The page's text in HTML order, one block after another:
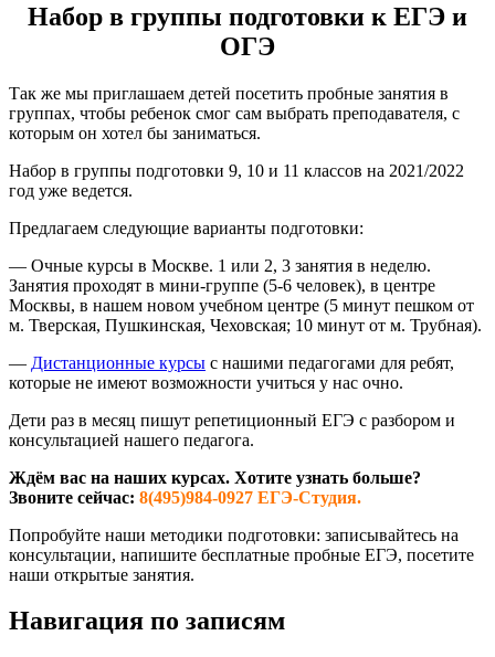
Набор в группы подготовки к ЕГЭ и
ОГЭ
Так же мы приглашаем детей посетить пробные занятия в
группах, чтобы ребенок смог сам выбрать преподавателя, с
которым он хотел бы заниматься.
Набор в группы подготовки 9, 10 и 11 классов на 2021/2022
год уже ведется.
Предлагаем следующие варианты подготовки:
— Очные курсы в Москве. 1 или 2, 3 занятия в неделю.
Занятия проходят в мини-группе (5-6 человек), в центре
Москвы, в нашем новом учебном центре (5 минут пешком от
м. Тверская, Пушкинская, Чеховская; 10 минут от м. Трубная).
— Дистанционные курсы с нашими педагогами для ребят,
которые не имеют возможности учиться у нас очно.
Дети раз в месяц пишут репетиционный ЕГЭ с разбором и
консультацией нашего педагога.
Ждём вас на наших курсах. Хотите узнать больше?
Звоните сейчас: 8(495)984-0927 ЕГЭ-Студия.
Попробуйте наши методики подготовки: записывайтесь на
консультации, напишите бесплатные пробные ЕГЭ, посетите
наши открытые занятия.
Навигация по записям